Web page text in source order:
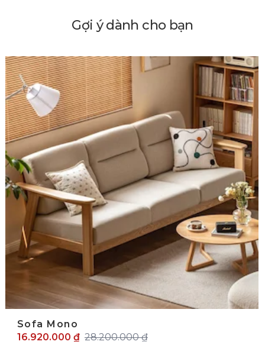
Gợi ý dành cho bạn
Sofa Mono
16.920.000 ₫ 28.200.000 ₫